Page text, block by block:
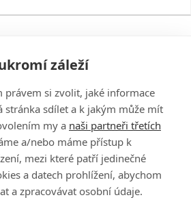
PŘIHLÁSIT
REGISTROVAT
záleží
právem si zvolit, jaké informace
stránka sdílet a k jakým může mít
my a naši partneři třetích
a/nebo máme přístup k
mezi které patří jedinečné
a datech prohlížení, abychom
a zpracovávat osobní údaje.